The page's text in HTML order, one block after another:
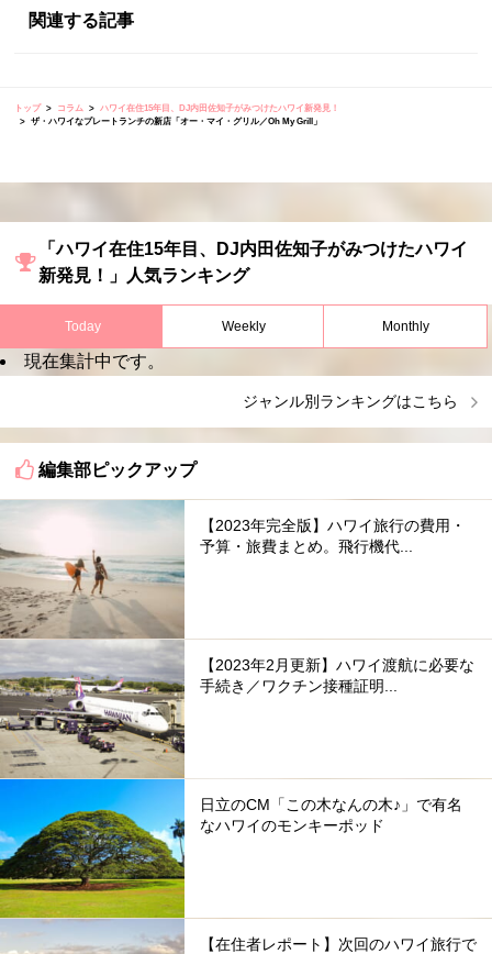
関連する記事
トップ コラム
ハワイ在住15年目、DJ内田佐知子がみつけたハワイ新発見！
ザ・ハワイなプレートランチの新店「オー・マイ・グリル／Oh My Grill」
「ハワイ在住15年目、DJ内田佐知子がみつけたハワイ
新発見！」人気ランキング
Today Weekly Monthly
現在集計中です。
ジャンル別ランキングはこちら
編集部ピックアップ
【2023年完全版】ハワイ旅行の費用・
予算・旅費まとめ。飛行機代...
【2023年2月更新】ハワイ渡航に必要な
手続き／ワクチン接種証明...
日立のCM「この木なんの木♪」で有名
なハワイのモンキーポッド
【在住者レポート】次回のハワイ旅行で